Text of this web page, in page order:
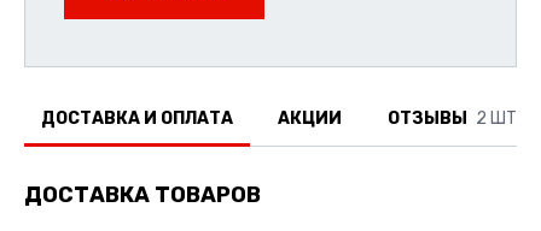
ДОСТАВКА И ОПЛАТА АКЦИИ ОТЗЫВЫ 2 ШТ.
ДОСТАВКА ТОВАРОВ